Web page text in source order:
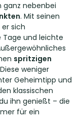
ganz nebenbei
. Mit seinen
sich
Tage und leichte
spritzigen
weniger
Geheimtipp und
klassischen
ihn genießt – die
für ein